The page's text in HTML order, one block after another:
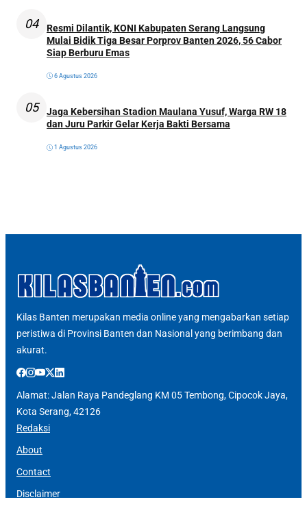
04
Resmi Dilantik, KONI Kabupaten Serang Langsung
Mulai Bidik Tiga Besar Porprov Banten 2026, 56 Cabor
Siap Berburu Emas
6 Agustus 2026
05
Jaga Kebersihan Stadion Maulana Yusuf, Warga RW 18
dan Juru Parkir Gelar Kerja Bakti Bersama
1 Agustus 2026
Kilas Banten merupakan media online yang mengabarkan setiap
peristiwa di Provinsi Banten dan Nasional yang berimbang dan
akurat.
Alamat: Jalan Raya Pandeglang KM 05 Tembong, Cipocok Jaya,
Kota Serang, 42126
Redaksi
About
Contact
Disclaimer